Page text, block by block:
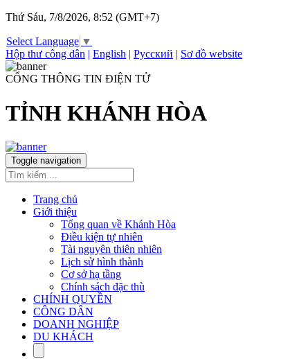
Thứ Sáu, 7/8/2026, 8:52 (GMT+7)
Select Language ▼
Hộp thư công dân | English | Русский | Sơ đồ website
CỔNG THÔNG TIN ĐIỆN TỬ
TỈNH KHÁNH HÒA
Toggle navigation
Trang chủ
Giới thiệu
Tổng quan về Khánh Hòa
Điều kiện tự nhiên
Tài nguyên thiên nhiên
Lịch sử hình thành
Cơ sở hạ tầng
Chính sách đặc thù
CHÍNH QUYỀN
CÔNG DÂN
DOANH NGHIỆP
DU KHÁCH